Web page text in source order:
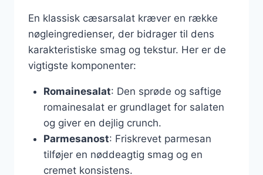
En klassisk cæsarsalat kræver en række
nøgleingredienser, der bidrager til dens
karakteristiske smag og tekstur. Her er de
vigtigste komponenter:
Romainesalat: Den sprøde og saftige
romainesalat er grundlaget for salaten
og giver en dejlig crunch.
Parmesanost: Friskrevet parmesan
tilføjer en nøddeagtig smag og en
cremet konsistens.